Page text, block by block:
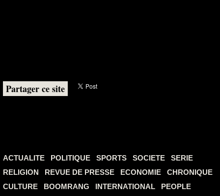
Partager ce site
ACTUALITE POLITIQUE SPORTS SOCIETE
SERIE
RELIGION
REVUE DE PRESSE ECONOMIE
CHRONIQUE
CULTURE
BOOMRANG INTERNATIONAL
PEOPLE